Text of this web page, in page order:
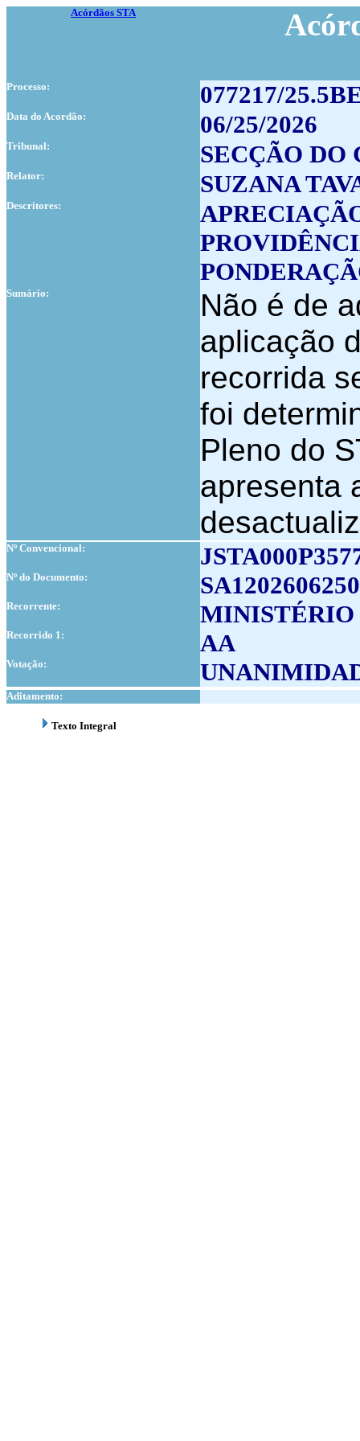
Acórdãos STA
Processo: 077217/
Data do Acordão: 06/25/2026
Tribunal: SECÇÃO
Relator: SUZANA
Descritores:
Sumário:
Não é de
aplicação
recorrida
foi
Pleno do
apresenta
Nº Convencional:
Nº do Documento:
Recorrente: MINISTÉRIO
Recorrido 1: AA
Votação:
Aditamento:
Texto Integral